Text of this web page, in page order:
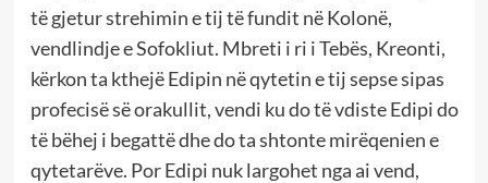
të gjetur strehimin e tij të fundit në Kolonë,
vendlindje e Sofokliut. Mbreti i ri i Tebës, Kreonti,
kërkon ta kthejë Edipin në qytetin e tij sepse sipas
profecisë së orakullit, vendi ku do të vdiste Edipi do
të bëhej i begattë dhe do ta shtonte mirëqenien e
qytetarëve. Por Edipi nuk largohet nga ai vend,